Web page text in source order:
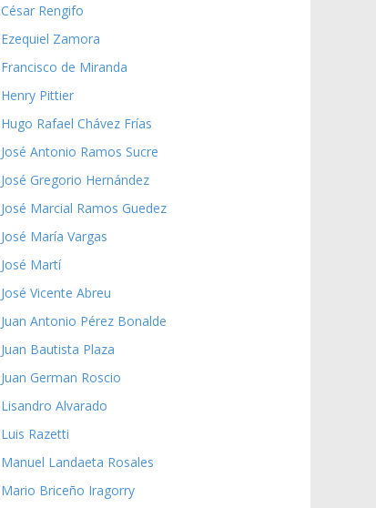
César Rengifo
Ezequiel Zamora
Francisco de Miranda
Henry Pittier
Hugo Rafael Chávez Frías
José Antonio Ramos Sucre
José Gregorio Hernández
José Marcial Ramos Guedez
José María Vargas
José Martí
José Vicente Abreu
Juan Antonio Pérez Bonalde
Juan Bautista Plaza
Juan German Roscio
Lisandro Alvarado
Luis Razetti
Manuel Landaeta Rosales
Mario Briceño Iragorry